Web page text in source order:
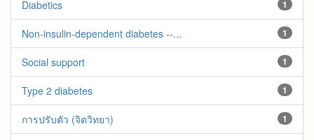
1
Diabetics
1
Non-insulin-dependent diabetes --...
1
Social support
1
Type 2 diabetes‬‬‬‬‬‬
1
การปรับตัว (จิตวิทยา)